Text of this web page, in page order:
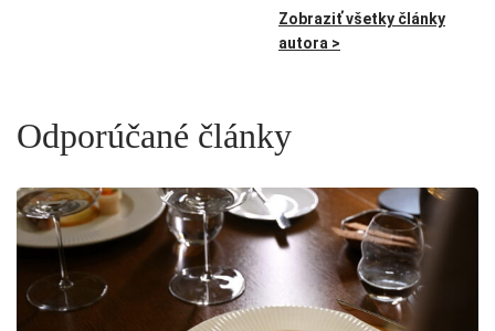
Zobraziť všetky články
autora >
Odporúčané články